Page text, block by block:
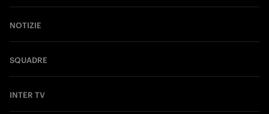
NOTIZIE
SQUADRE
INTER TV